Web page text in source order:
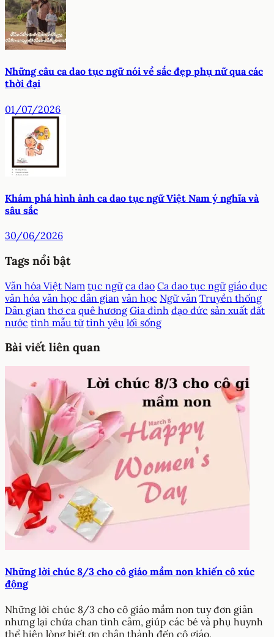
Những câu ca dao tục ngữ nói về sắc đẹp phụ nữ qua các
thời đại
01/07/2026
Khám phá hình ảnh ca dao tục ngữ Việt Nam ý nghĩa và
sâu sắc
30/06/2026
Tags nổi bật
Văn hóa Việt Nam tục ngữ ca dao Ca dao tục ngữ giáo dục
văn hóa văn học dân gian văn học Ngữ văn Truyền thống
Dân gian thơ ca quê hương Gia đình đạo đức sản xuất đất
nước tình mẫu tử tình yêu lối sống
Bài viết liên quan
Những lời chúc 8/3 cho cô giáo mầm non khiến cô xúc
động
Những lời chúc 8/3 cho cô giáo mầm non tuy đơn giản
nhưng lại chứa chan tình cảm, giúp các bé và phụ huynh
thể hiện lòng biết ơn chân thành đến cô giáo.